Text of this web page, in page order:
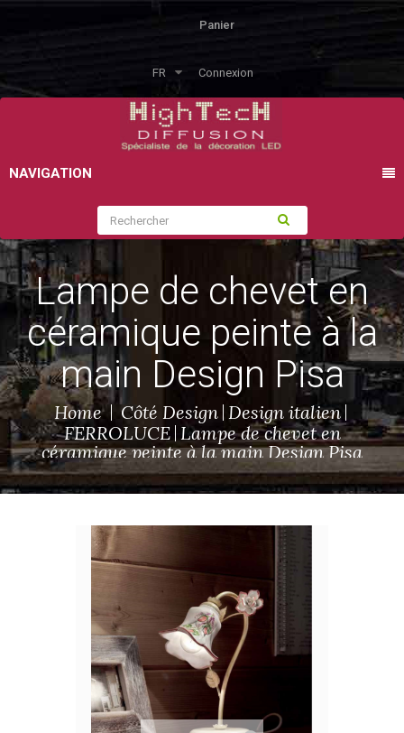
Panier
FR Connexion
NAVIGATION
Lampe de chevet en
céramique peinte à la
main Design Pisa
Home Côté Design Design italien
FERROLUCE Lampe de chevet en
céramique peinte à la main Design Pisa